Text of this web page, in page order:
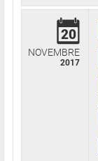
20
NOVEMBRE
2017